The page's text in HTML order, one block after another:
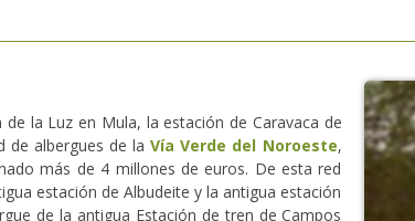
la Luz en Mula, la estación de Caravaca de
de albergues de laVía Verde del Noroeste,
más de 4 millones de euros. De esta red
estación de Albudeite y la antigua estación
de la antigua Estación de tren de Campos